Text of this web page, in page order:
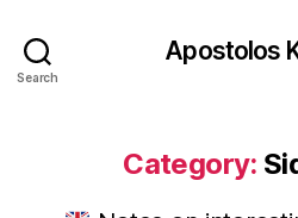
Search
Apostolos
Category: